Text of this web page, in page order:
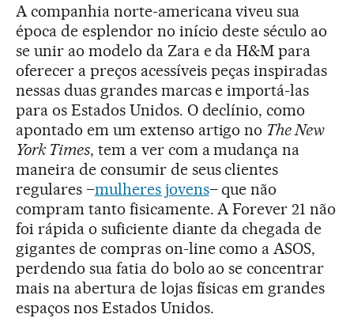
A companhia norte-americana viveu sua
época de esplendor no início deste século ao
se unir ao modelo da Zara e da H&M para
oferecer a preços acessíveis peças inspiradas
nessas duas grandes marcas e importá-las
para os Estados Unidos. O declínio, como
apontado em um extenso artigo no The New
York Times, tem a ver com a mudança na
maneira de consumir de seus clientes
regulares –mulheres jovens– que não
compram tanto fisicamente. A Forever 21 não
foi rápida o suficiente diante da chegada de
gigantes de compras on-line como a ASOS,
perdendo sua fatia do bolo ao se concentrar
mais na abertura de lojas físicas em grandes
espaços nos Estados Unidos.